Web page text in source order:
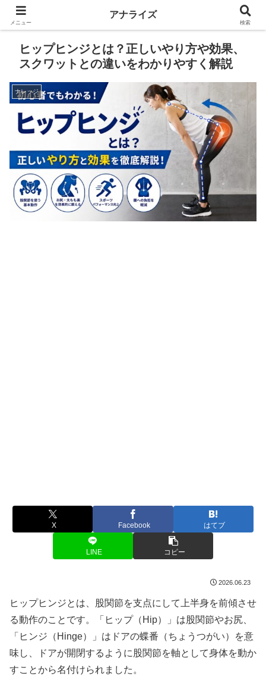
ヒップヒンジとは？正しいやり方や効果、
スクワットとの違いをわかりやすく解説
ナレッジ
X Facebook はてブ
LINE コピー
2026.06.23
ヒップヒンジとは、股関節を支点にして上半身を前傾させ
る動作のことです。「ヒップ（Hip）」は股関節やお尻、
「ヒンジ（Hinge）」はドアの蝶番（ちょうつがい）を意
味し、ドアが開閉するように股関節を軸として身体を動か
すことから名付けられました。
メニュー
アナライズ
検索